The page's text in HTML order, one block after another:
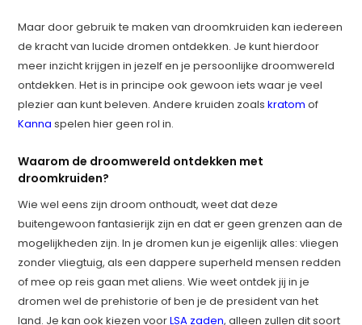
Maar door gebruik te maken van droomkruiden kan iedereen
de kracht van lucide dromen ontdekken. Je kunt hierdoor
meer inzicht krijgen in jezelf en je persoonlijke droomwereld
ontdekken. Het is in principe ook gewoon iets waar je veel
plezier aan kunt beleven. Andere kruiden zoalskratom of
Kanna spelen hier geen rol in.
Waarom de droomwereld ontdekken met
droomkruiden?
Wie wel eens zijn droom onthoudt, weet dat deze
buitengewoon fantasierijk zijn en dat er geen grenzen aan de
mogelijkheden zijn. In je dromen kun je eigenlijk alles: vliegen
zonder vliegtuig, als een dappere superheld mensen redden
of mee op reis gaan met aliens. Wie weet ontdek jij in je
dromen wel de prehistorie of ben je de president van het
land. Je kan ook kiezen voorLSA zaden, alleen zullen dit soort